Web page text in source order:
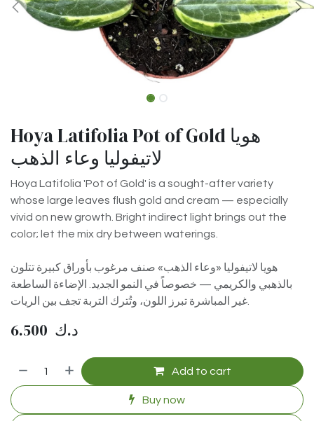
Hoya Latifolia Pot of Gold هويا
لاتيفوليا وعاء الذهب
Hoya Latifolia 'Pot of Gold' is a sought-after variety
whose large leaves flush gold and cream — especially
vivid on new growth. Bright indirect light brings out the
color; let the mix dry between waterings.
هويا لاتيفوليا «وعاء الذهب» صنف مرغوب بأوراق كبيرة تتلون
بالذهبي والكريمي — خصوصاً في النمو الجديد. الإضاءة الساطعة
6.500 د.ك
Add to cart
Buy now